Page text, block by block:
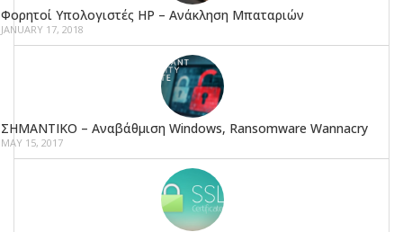
Φορητοί Υπολογιστές HP – Ανάκληση Μπαταριών
JANUARY 17, 2018
ΣΗΜΑΝΤΙΚΟ – Αναβάθμιση Windows, Ransomware Wannacry
MAY 15, 2017